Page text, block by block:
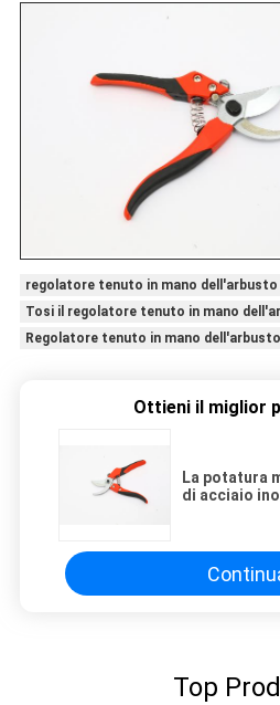
regolatore tenuto in mano dell'arbusto
Tosi il regolatore tenuto in mano
Regolatore tenuto in mano
Ottieni il miglior
La potatura
di acciaio
Top